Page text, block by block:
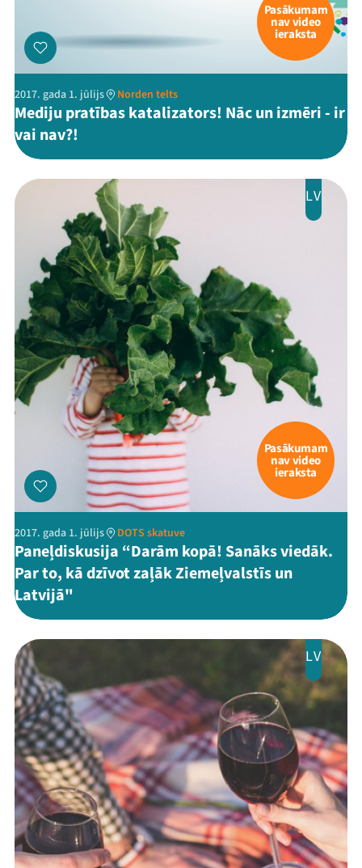
Pasākumam
nav video
ieraksta
2017. gada 1. jūlijs Norden telts
Mediju pratības katalizators! Nāc un izmēri - ir
vai nav?!
LV
Pasākumam
nav video
ieraksta
2017. gada 1. jūlijs DOTS skatuve
Paneļdiskusija “Darām kopā! Sanāks viedāk.
Par to, kā dzīvot zaļāk Ziemeļvalstīs un
Latvijā"
LV